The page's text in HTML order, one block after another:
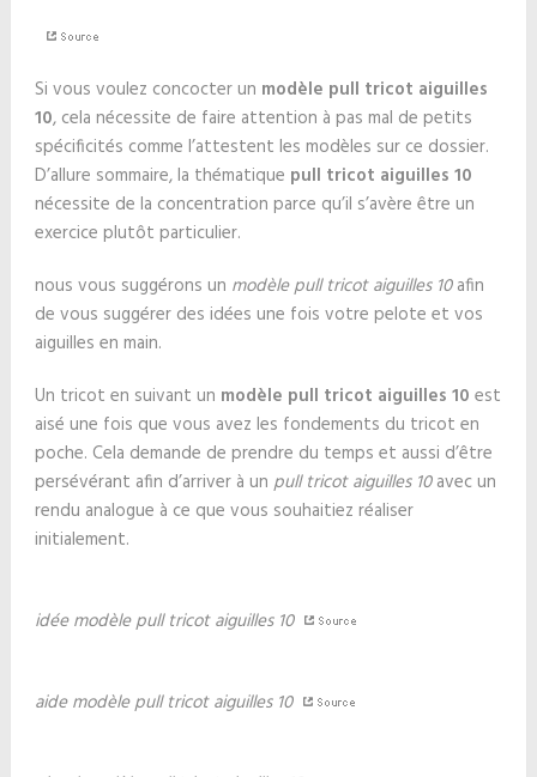
Si vous voulez concocter un modèle pull tricot aiguilles
10, cela nécessite de faire attention à pas mal de petits
spécificités comme l’attestent les modèles sur ce dossier.
D’allure sommaire, la thématique pull tricot aiguilles 10
nécessite de la concentration parce qu’il s’avère être un
exercice plutôt particulier.
nous vous suggérons un modèle pull tricot aiguilles 10afin
de vous suggérer des idées une fois votre pelote et vos
aiguilles en main.
Un tricot en suivant un modèle pull tricot aiguilles 10 est
aisé une fois que vous avez les fondements du tricot en
poche. Cela demande de prendre du temps et aussi d’être
persévérant afin d’arriver à un pull tricot aiguilles 10avec un
rendu analogue à ce que vous souhaitiez réaliser
initialement.
idée modèle pull tricot aiguilles 10
aide modèle pull tricot aiguilles 10